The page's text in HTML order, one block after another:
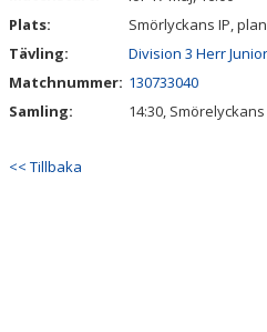
Plats:
Smörlyckans IP,
Tävling:
Division 3 Herr
Matchnummer: 130733040
Samling:
14:30, Smörelyckans
<< Tillbaka